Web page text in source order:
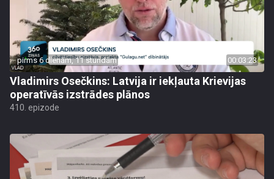
pirms 6 dienām, 11 stundām 00:03:23
Vladimirs Osečkins: Latvija ir iekļauta Krievijas
operatīvās izstrādes plānos
410. epizode